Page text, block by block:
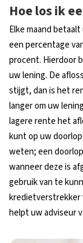
Hoe los ik
Elke maand
een percentage
procent. Hierdoor
uw lening. De
stijgt, dan is het
langer om uw
lagere rente het
kunt op uw
weten; een
wanneer deze is
gebruik van te
kredietverstrekker
helpt uw adviseur